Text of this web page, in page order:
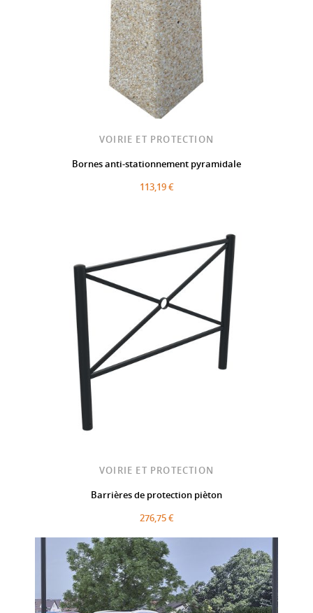
VOIRIE ET PROTECTION
Bornes anti-stationnement pyramidale
113,19 €
VOIRIE ET PROTECTION
Barrières de protection pièton
276,75 €